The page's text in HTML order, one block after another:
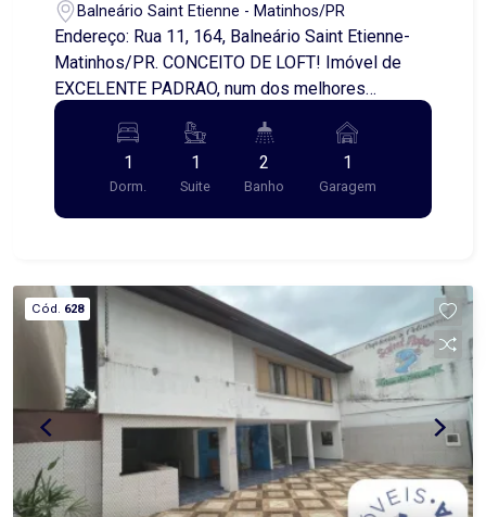
Balneário Saint Etienne - Matinhos/PR
Endereço: Rua 11, 164, Balneário Saint Etienne-
Matinhos/PR. CONCEITO DE LOFT! Imóvel de
EXCELENTE PADRAO, num dos melhores
balneários de Matinhos: Saint Etienne (próximo
ao restaurante Flórida e La Bodeguita). Suite com
closet e sacada; Sala de estar; Sala de jantar;
Cozinha interna, Home office, Lavanderia, Espaço
gourmet, Area de lazer com piscina iluminada e
condicionado - 2 geladeiras, 2 microondas, fogão
elétrico, fogão cocktop, freezer, 2 fornos
elétricos, máquina de lavar louças, máquina de
lavar roupas, 3 televisores de última geração, kit
completo de utensílios elétricos de cozinha,
decoração fina e de alto padrão. TODO
DOCUMENTADO, podendo financiar. Aceita imóvel
de MAIOR ou MENOR valor, dependendo da
cidade.
1
Dorm.
1
Suite
2
Banho
1
Garagem
Cód. 628